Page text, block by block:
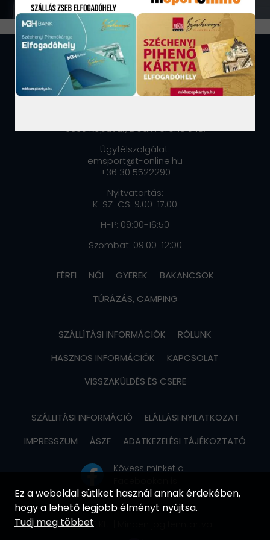
ELÉRHETŐSÉGEK:
9330 Kapuvár, Deák Ferenc u 18.
Ügyfélszolgálat:
emsport@t-online.hu
+36 30 5522290
Nyitvatartás:
K-SZ-CS: 9:00-17:00
H-P: 09:00-16:50
Szombat: 09:00-12:00
FÉRFI NŐI GYEREK
BAKANCSOK
TÚRÁZÁS, CAMPING
SZÁLLÍTÁSI INFORMÁCIÓK
RÓLUNK
HASZNOS INFORMÁCIÓK
KAPCSOLAT
VISSZAKÜLDÉS ÉS CSERE
SZÁLLITÁSI INFORMÁCIÓ
ELÁLLÁSI NYILATKOZAT
IMPRESSZUM
ÁSZF ADATKEZELÉSI TÁJÉKOZTATÓ
Kövess minket a
© MOVIRE Kft. | Minden jog fenntartva!
Ez a weboldal sütiket használ annak érdekében,
hogy a lehető legjobb élményt nyújtsa.
Tudj meg többet